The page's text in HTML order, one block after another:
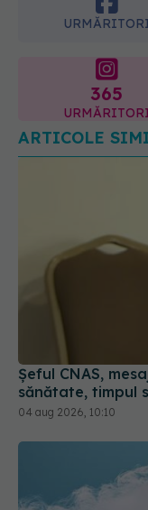
365
ARTICOLE
Șeful CNAS,
sănătate, timpul